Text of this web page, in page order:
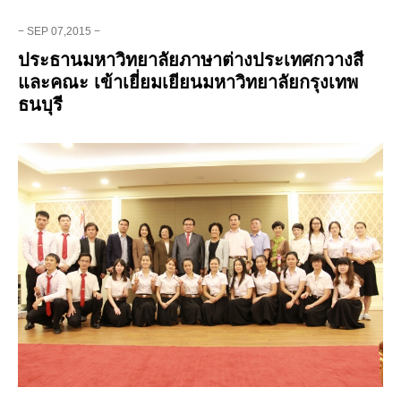
− SEP 07,2015 −
ประธานมหาวิทยาลัยภาษาต่างประเทศกวางสี
และคณะ เข้าเยี่ยมเยียนมหาวิทยาลัยกรุงเทพ
ธนบุรี